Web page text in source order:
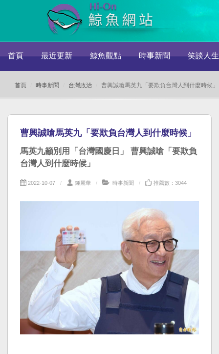
首頁 最近更新 鯨魚觀點 時事新聞 笑談人生
首頁 時事新聞 台灣政治 曹興誠嗆馬英九「要欺負台灣人到什麼時候」
曹興誠嗆馬英九「要欺負台灣人到什麼時候」
馬英九籲別用「台灣國慶日」 曹興誠嗆「要欺負
台灣人到什麼時候」
2022-10-07 鍾麗華 時事新聞 推薦數：3044